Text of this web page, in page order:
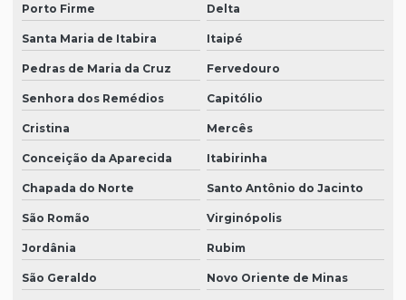
Porto Firme Delta
Santa Maria de Itabira Itaipé
Pedras de Maria da Cruz Fervedouro
Senhora dos Remédios Capitólio
Cristina Mercês
Conceição da Aparecida Itabirinha
Chapada do Norte Santo Antônio do Jacinto
São Romão Virginópolis
Jordânia Rubim
São Geraldo Novo Oriente de Minas